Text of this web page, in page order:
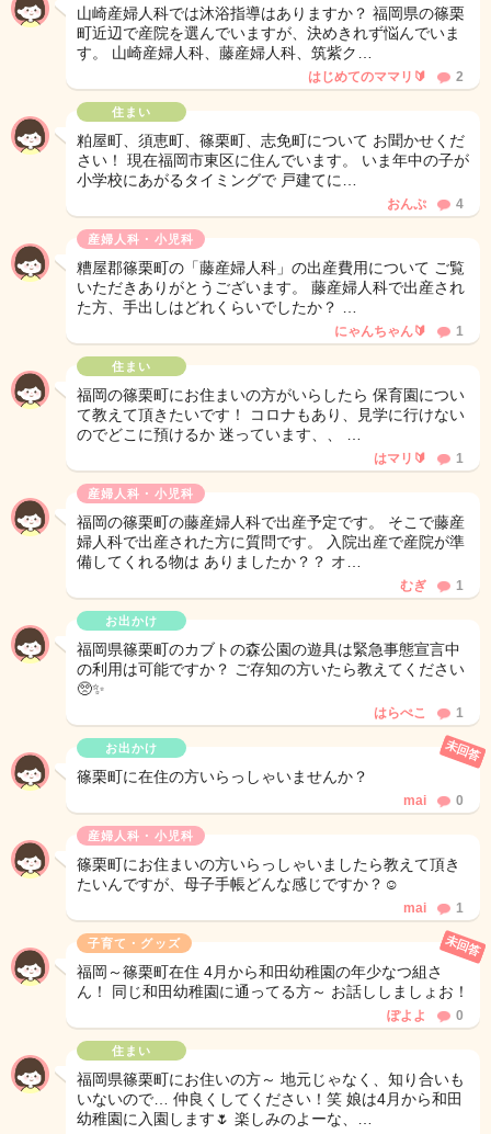
山崎産婦人科では沐浴指導はありますか？ 福岡県の篠栗
町近辺で産院を選んでいますが、決めきれず悩んでいま
す。 山崎産婦人科、藤産婦人科、筑紫ク…
はじめてのママリ🔰 2
住まい
粕屋町、須恵町、篠栗町、志免町について お聞かせくだ
さい！ 現在福岡市東区に住んでいます。 いま年中の子が
小学校にあがるタイミングで 戸建てに…
おんぷ 4
産婦人科・小児科
糟屋郡篠栗町の「藤産婦人科」の出産費用について ご覧
いただきありがとうございます。 藤産婦人科で出産され
た方、手出しはどれくらいでしたか？ …
にゃんちゃん🔰 1
住まい
福岡の篠栗町にお住まいの方がいらしたら 保育園につい
て教えて頂きたいです！ コロナもあり、見学に行けない
のでどこに預けるか 迷っています、、 …
はマリ🔰 1
産婦人科・小児科
福岡の篠栗町の藤産婦人科で出産予定です。 そこで藤産
婦人科で出産された方に質問です。 入院出産で産院が準
備してくれる物は ありましたか？？ オ…
むぎ 1
お出かけ
福岡県篠栗町のカブトの森公園の遊具は緊急事態宣言中
の利用は可能ですか？ ご存知の方いたら教えてください
🥺✨
はらぺこ 1
お出かけ
篠栗町に在住の方いらっしゃいませんか？
未回答
mai 0
産婦人科・小児科
篠栗町にお住まいの方いらっしゃいましたら教えて頂き
たいんですが、母子手帳どんな感じですか？☺️
mai 1
子育て・グッズ
福岡～篠栗町在住 4月から和田幼稚園の年少なつ組さ
ん！ 同じ和田幼稚園に通ってる方～ お話ししましょお！
未回答
ぽよよ 0
住まい
福岡県篠栗町にお住いの方～ 地元じゃなく、知り合いも
いないので… 仲良くしてください！笑 娘は4月から和田
幼稚園に入園します🌷 楽しみのよーな、…